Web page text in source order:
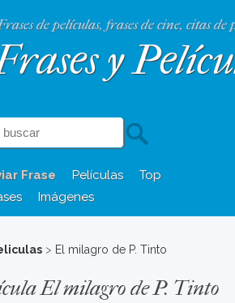
de películas, frases de cine, citas de
y
Frase Películas
Top
Imágenes
> El milagro de P. Tinto
El milagro de P. Tinto